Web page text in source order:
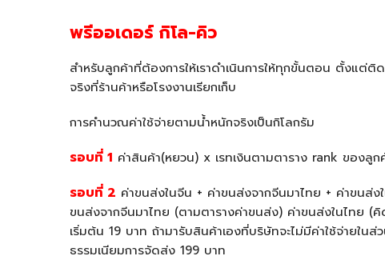
พรีออเดอร์ กิโล-คิว
สำหรับลูกค้าที่ต้องการให้เราดำเนินการให้ทุกขั้นตอน ตั้งแ
จริงที่ร้านค้าหรือโรงงานเรียกเก็บ
การคำนวณค่าใช้จ่ายตามน้ำหนักจริงเป็นกิโลกรัม
รอบที่ 1 ค่าสินค้า(หยวน) x เรทเงินตามตาราง rank ของลูก
รอบที่ 2 ค่าขนส่งในจีน + ค่าขนส่งจากจีนมาไทย + ค่าขนส่
ขนส่งจากจีนมาไทย (ตามตารางค่าขนส่ง) ค่าขนส่งในไทย (
เริ่มต้น 19 บาท ถ้ามารับสินค้าเองที่บริษัทจะไม่มีค่าใช้จ่ายใ
ธรรมเนียมการจัดส่ง 199 บาท